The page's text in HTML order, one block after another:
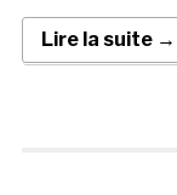
Lire la suite →